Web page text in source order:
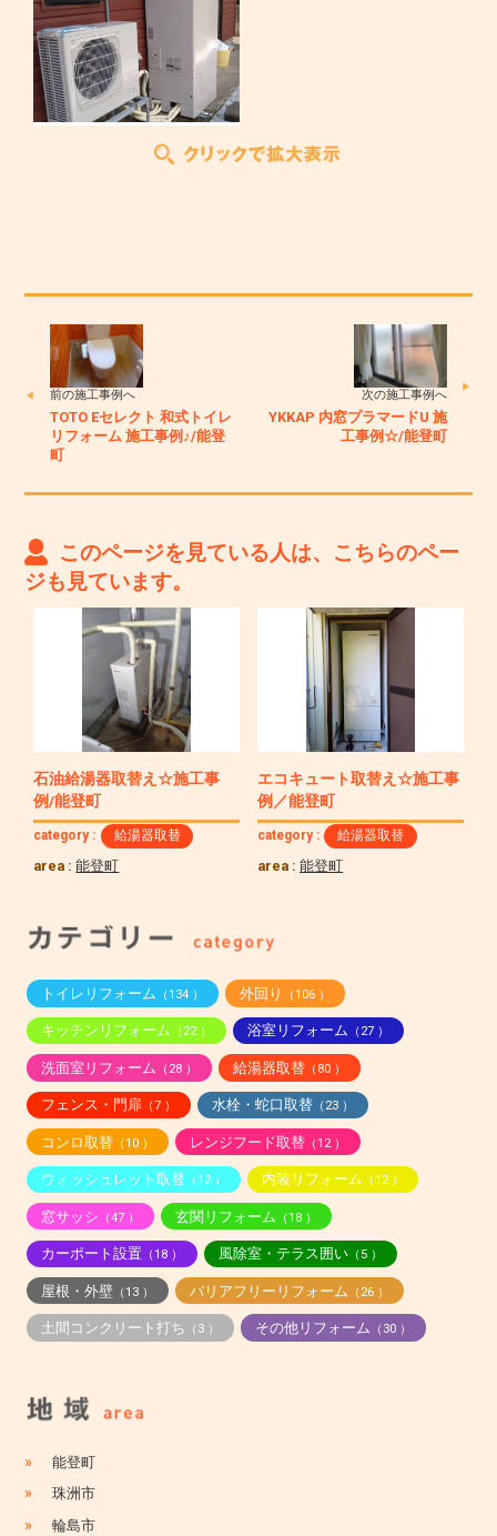
前の施工事例へ
TOTO Eセレクト 和式トイレ
リフォーム 施工事例♪/能登
町
次の施工事例へ
YKKAP 内窓プラマードU 施
工事例☆/能登町
このページを見ている人は、こちらのペー
ジも見ています。
石油給湯器取替え☆施工事
例/能登町
category : 給湯器取替
area :能登町
エコキュート取替え☆施工事
例／能登町
category : 給湯器取替
area :能登町
トイレリフォーム （134 ） 外回り （106 ）
キッチンリフォーム （22 ） 浴室リフォーム （27 ）
洗面室リフォーム （28 ） 給湯器取替（80 ）
フェンス・門扉（7 ） 水栓・蛇口取替（23 ）
コンロ取替（10 ） レンジフード取替（12 ）
ウォッシュレット取替（12 ） 内装リフォーム （12 ）
窓サッシ （47 ） 玄関リフォーム （18 ）
カーポート設置（18 ） 風除室・テラス囲い（5 ）
屋根・外壁（13 ） バリアフリーリフォーム （26 ）
土間コンクリート打ち （3 ） その他リフォーム （30 ）
» 能登町
» 珠洲市
» 輪島市